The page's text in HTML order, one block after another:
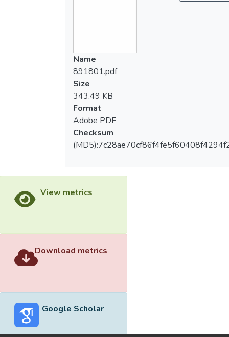
Name
891801.pdf
Size
343.49 KB
Format
Adobe PDF
Checksum
View metrics
Download metrics
Google Scholar